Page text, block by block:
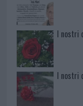
I nostri
I nostri